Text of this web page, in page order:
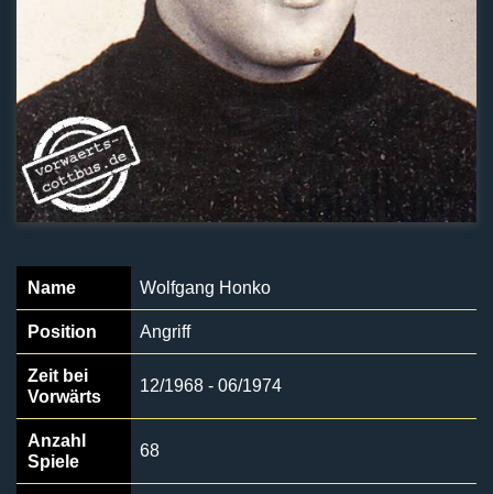
Name Wolfgang Honko
Position Angriff
Zeit bei
Vorwärts
12/1968 - 06/1974
Anzahl
Spiele
68